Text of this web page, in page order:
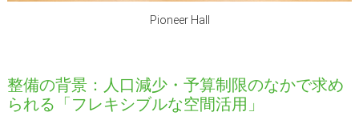
Pioneer Hall
整備の背景：人口減少・予算制限のなかで求め
られる「フレキシブルな空間活用」